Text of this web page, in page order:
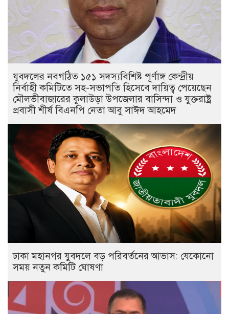
যুবদলের নবগঠিত ১৫১ সদস্যবিশিষ্ট পূর্ণাঙ্গ কেন্দ্রীয়
নির্বাহী কমিটিতে সহ-সভাপতি হিসেবে দায়িত্ব পেয়েছেন
মৌলভীবাজারের কুলাউড়া উপজেলার বাসিন্দা ও যুক্তরাষ্ট্র
প্রবাসী শীর্ষ বিএনপি নেতা আবু সাঈদ আহমেদ
ঢাকা মহানগর যুবদলে বড় পরিবর্তনের আভাস: যেকোনো
সময় নতুন কমিটি ঘোষণা